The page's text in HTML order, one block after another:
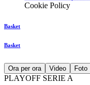
Cookie Policy
Basket
Basket
Ora per ora Video Foto
PLAYOFF SERIE A